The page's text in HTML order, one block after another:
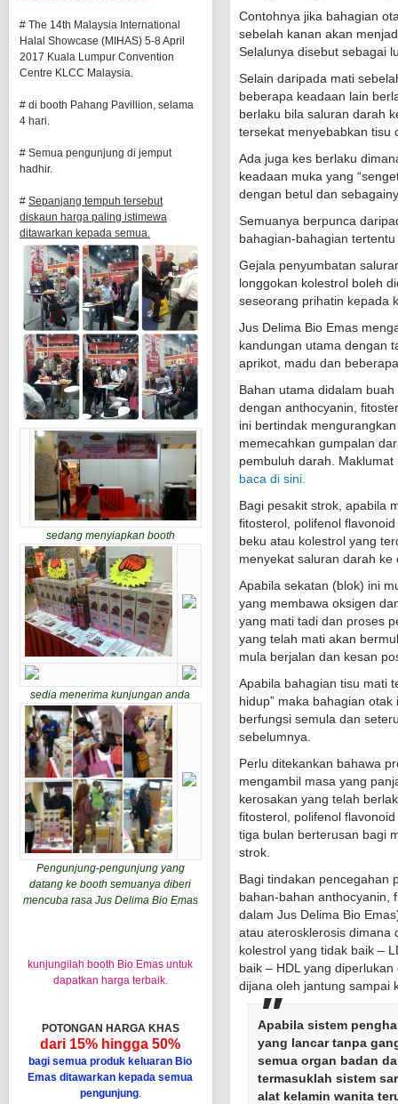
# The 14th Malaysia International
Halal Showcase (MIHAS) 5-8 April
2017 Kuala Lumpur Convention
Centre KLCC Malaysia.
# di booth Pahang Pavillion, selama
4 hari.
# Semua pengunjung di jemput
hadhir.
# Sepanjang tempuh tersebut
diskaun harga paling istimewa
ditawarkan kepada semua.
sedang menyiapkan booth
sedia menerima kunjungan anda
Pengunjung-pengunjung yang
datang ke booth semuanya diberi
mencuba rasa Jus Delima Bio Emas
kunjungilah booth Bio Emas untuk
dapatkan harga terbaik.
POTONGAN HARGA KHAS
dari 15% hingga 50%
bagi semua produk keluaran Bio
Emas ditawarkan kepada semua
pengunjung.
Contohnya jika bahagian
sebelah kanan akan
Selalunya disebut sebagai
Selain daripada mati
beberapa keadaan lain
berlaku bila saluran darah
tersekat menyebabkan tisu
Ada juga kes berlaku
keadaan muka yang
dengan betul dan
Semuanya berpunca
bahagian-bahagian
Gejala penyumbatan
longgokan kolestrol boleh
seseorang prihatin kepada
Jus Delima Bio Emas
kandungan utama dengan
aprikot, madu dan
Bahan utama didalam
dengan anthocyanin,
ini bertindak
memecahkan gumpalan
pembuluh darah.
baca di sini.
Bagi pesakit strok, apabila
fitosterol, polifenol
beku atau kolestrol yang
menyekat saluran darah ke
Apabila sekatan (blok) ini
yang membawa oksigen
yang mati tadi dan proses
yang telah mati akan
mula berjalan dan kesan
Apabila bahagian tisu mati
hidup” maka bahagian
berfungsi semula dan
sebelumnya.
Perlu ditekankan bahawa
mengambil masa yang
kerosakan yang telah
fitosterol, polifenol
tiga bulan berterusan bagi
strok.
Bagi tindakan pencegahan
bahan-bahan anthocyanin,
dalam Jus Delima Bio
atau aterosklerosis dimana
kolestrol yang tidak baik –
baik – HDL yang
dijana oleh jantung sampai
Apabila sistem
yang lancar tanpa
semua organ badan
termasuklah sistem
alat kelamin wanita